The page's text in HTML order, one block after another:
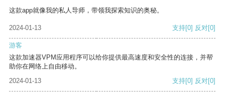
这款app就像我的私人导师，带领我探索知识的奥秘。
2024-01-13 支持[0] 反对[0]
游客
这款加速器VPM应用程序可以给你提供最高速度和安全性的连接，并帮
助你在网络上自由移动。
2024-01-13
支持[0] 反对[0]